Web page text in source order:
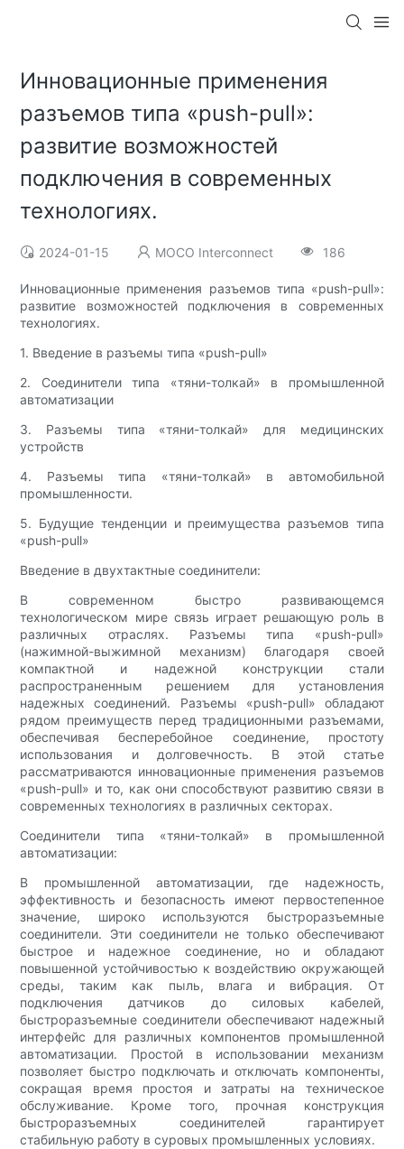
Инновационные применения
разъемов типа «push-pull»:
развитие возможностей
подключения в современных
технологиях.
2024-01-15 MOCO Interconnect 186
Инновационные применения разъемов типа «push-pull»:
развитие возможностей подключения в современных
технологиях.
1. Введение в разъемы типа «push-pull»
2. Соединители типа «тяни-толкай» в промышленной
автоматизации
3. Разъемы типа «тяни-толкай» для медицинских
устройств
4. Разъемы типа «тяни-толкай» в автомобильной
промышленности.
5. Будущие тенденции и преимущества разъемов типа
«push-pull»
Введение в двухтактные соединители:
В современном быстро развивающемся
технологическом мире связь играет решающую роль в
различных отраслях. Разъемы типа «push-pull»
(нажимной-выжимной механизм) благодаря своей
компактной и надежной конструкции стали
распространенным решением для установления
надежных соединений. Разъемы «push-pull» обладают
рядом преимуществ перед традиционными разъемами,
обеспечивая бесперебойное соединение, простоту
использования и долговечность. В этой статье
рассматриваются инновационные применения разъемов
«push-pull» и то, как они способствуют развитию связи в
современных технологиях в различных секторах.
Соединители типа «тяни-толкай» в промышленной
автоматизации:
В промышленной автоматизации, где надежность,
эффективность и безопасность имеют первостепенное
значение, широко используются быстроразъемные
соединители. Эти соединители не только обеспечивают
быстрое и надежное соединение, но и обладают
повышенной устойчивостью к воздействию окружающей
среды, таким как пыль, влага и вибрация. От
подключения датчиков до силовых кабелей,
быстроразъемные соединители обеспечивают надежный
интерфейс для различных компонентов промышленной
автоматизации. Простой в использовании механизм
позволяет быстро подключать и отключать компоненты,
сокращая время простоя и затраты на техническое
обслуживание. Кроме того, прочная конструкция
быстроразъемных соединителей гарантирует
стабильную работу в суровых промышленных условиях.